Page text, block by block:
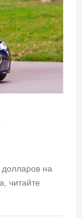
долларов на
читайте